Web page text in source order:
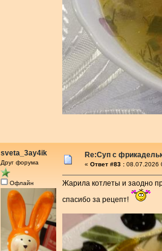
sveta_3ay4ik
Друг форума
Офлайн
Re:Суп с
« Ответ #83 : 08.07.2026
Жарила котлеты и заодно
спасибо за рецепт!